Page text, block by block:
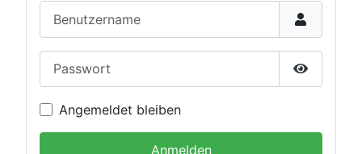
Passwort
Angemeldet bleiben
Anmelden